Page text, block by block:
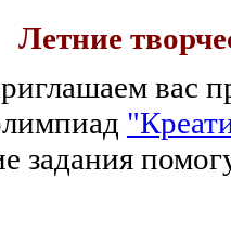
Летние
вас
задания